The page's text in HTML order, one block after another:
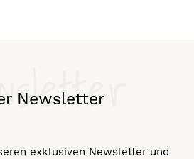
Newsletter
exklusiven Newsletter und